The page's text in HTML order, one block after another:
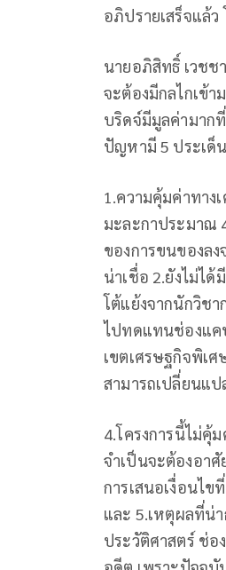
อภิปรายเสร็จแล้
นายอภิสิทธิ์ เวช
จะต้องมีกลไกเข้
บริดจ์มีมูลค่ามาก
ปัญหามี 5 ประเด็น
1.ความคุ้มค่าทาง
มะละกาประมาณ
ของการขนของล
น่าเชื่อ 2.ยังไม่ไ
โต้แย้งจากนักวิช
ไปทดแทนช่องแค
เขตเศรษฐกิจพิเ
สามารถเปลี่ยนแ
4.โครงการนี้ไม่คุ้
จำเป็นจะต้องอาศั
การเสนอเงื่อนไ
และ 5.เหตุผลที่น่
ประวัติศาสตร์ ช่